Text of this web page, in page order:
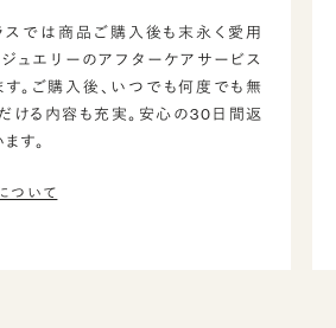
スでは商品ご購入後も末永く愛用
ジュエリーのアフターケアサービス
す。ご購入後、いつでも何度でも無
ける内容も充実。安心の30日間返
す。
ついて